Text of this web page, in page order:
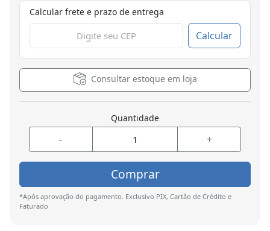
Calcular frete e prazo de entrega
Calcular
Consultar estoque em loja
Quantidade
- +
Comprar
*Após aprovação do pagamento. Exclusivo PIX, Cartão de Crédito e
Faturado